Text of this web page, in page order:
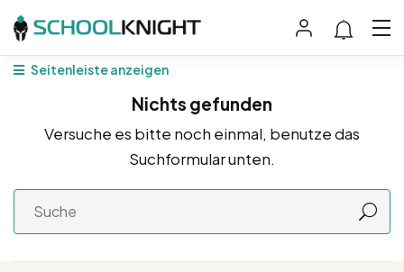
Seitenleiste anzeigen
Nichts gefunden
Versuche es bitte noch einmal, benutze das
Suchformular unten.